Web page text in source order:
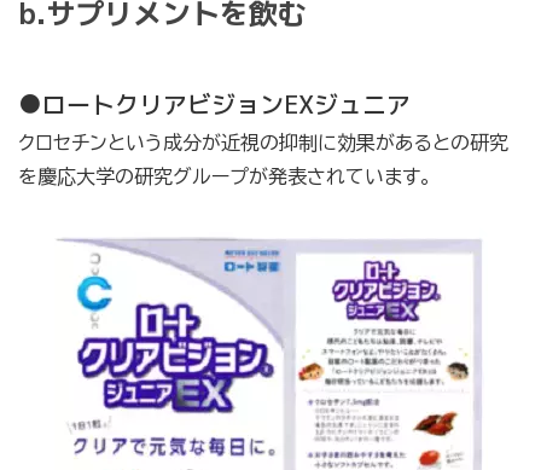
b.サプリメントを飲む
●ロートクリアビジョンEXジュニア
クロセチンという成分が近視の抑制に効果があるとの研究
を慶応大学の研究グループが発表されています。